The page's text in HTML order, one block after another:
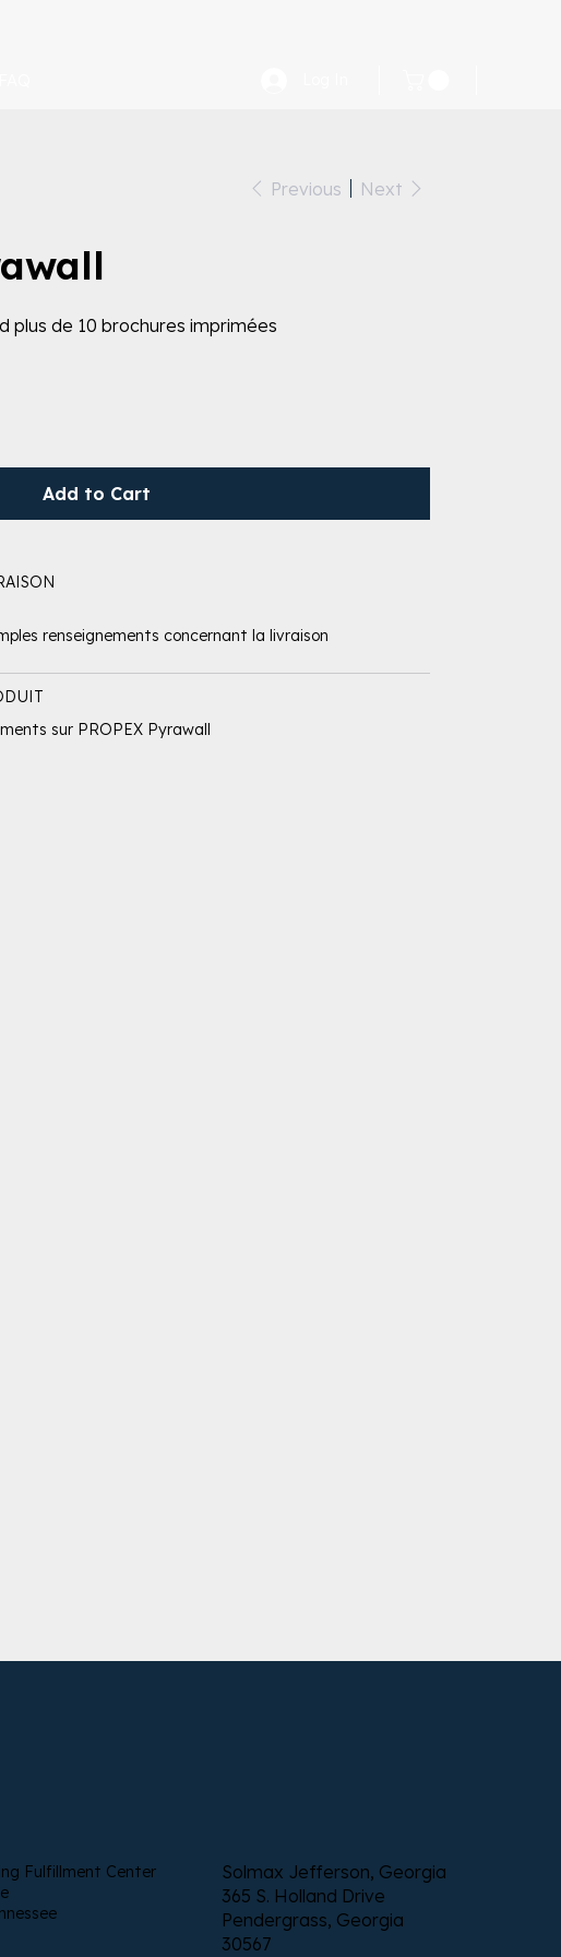
Previous Next
plus de 10 brochures imprimées
Add to Cart
renseignements concernant la livraison
sur PROPEX Pyrawall
Fulfillment Center
Solmax Jefferson, Georgia
365 S. Holland Drive
Pendergrass, Georgia
30567